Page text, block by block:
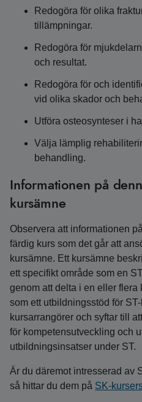
Redogöra för olika
tillämpningar.
Redogöra för
och resultat.
Redogöra för och
vid olika skador och
Utföra osteosynteser i
Välja lämplig
behandling.
Informationen på
kursämne
Observera att informationen
färdig kurs som det går att
kursämne. Ett kursämne
ett specifikt område som en
genom att delta i en eller flera
som ett utbildningsstöd för
kursarrangörer och syftar till
för kompetensutveckling och
utbildningsinsatser under ST.
Är du däremot intresserad av
så hittar du dem på SK-